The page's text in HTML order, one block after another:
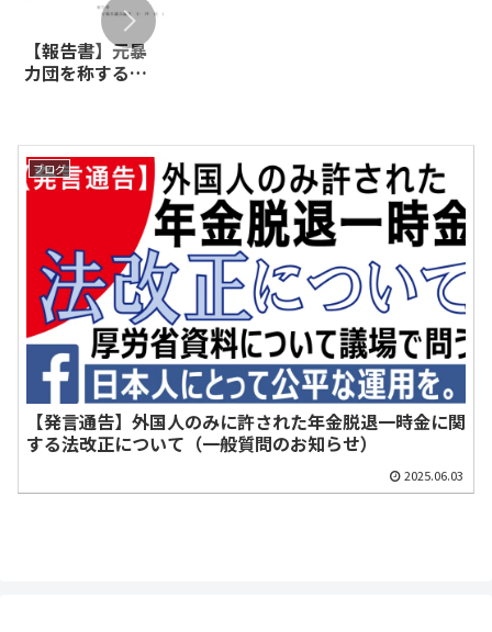
【報告書】元暴
力団を称する者
個人情報を匿名
のユーザー名と
紐づけられて政
党党首らにSNS上
で拡散された経
緯、および複数
のプラットフォ
ーマーを横断し
た収益構造
いる者が、特定
指定暴力団であ
る神戸山口組の
元組長を務めて
いたと自称して、
慰謝料等１１０
０万円を民間人
の匿名youtuber
に請求した事件
の判決文
上に、老後は生
活保護を受給す
ることもできる
衝撃の実態
ブログ
【発言通告】外国人のみに許された年金脱退一時金に関
する法改正について（一般質問のお知らせ）
2025.06.03